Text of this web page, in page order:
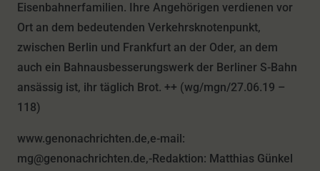
Eisenbahnerfamilien. Ihre Angehörigen verdienen vor
Ort an dem bedeutenden Verkehrsknotenpunkt,
zwischen Berlin und Frankfurt an der Oder, an dem
auch ein Bahnausbesserungswerk der Berliner S-Bahn
ansässig ist, ihr täglich Brot. ++ (wg/mgn/27.06.19 –
118)
www.genonachrichten.de,e-mail:
mg@genonachrichten.de,-Redaktion: Matthias Günkel